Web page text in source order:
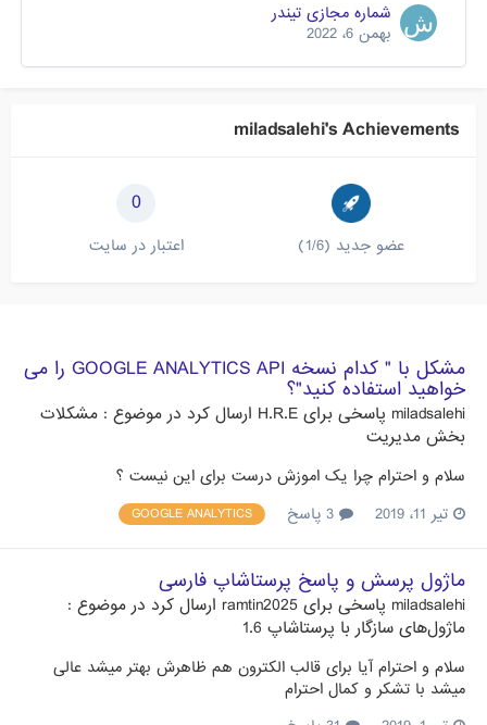
شماره مجازی تیندر
بهمن 6، 2022
miladsalehi's Achievements
عضو جدید (1/6)
0
اعتبار در سایت
مشکل با " کدام نسخه GOOGLE ANALYTICS API را می
خواهید استفاده کنید"؟
miladsalehi پاسخی برای H.R.E ارسال کرد در موضوع : مشکلات
بخش مدیریت
سلام و احترام چرا یک اموزش درست برای این نیست ؟
تیر 11، 2019
GOOGLE ANALYTICS
ماژول پرسش و پاسخ پرستاشاپ فارسی
miladsalehi پاسخی برای ramtin2025 ارسال کرد در موضوع :
ماژول‌های سازگار با پرستاشاپ 1.6
سلام و احترام آیا برای قالب الکترون هم ظاهرش بهتر میشد عالی
میشد با تشکر و کمال احترام